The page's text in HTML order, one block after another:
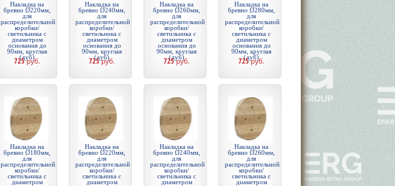
Накладка на
бревно Ø220мм,
для
распределительной
коробки/
светильника с
диаметром
основания до
90мм, круглая
(дуб)
725руб.
Накладка на
бревно Ø240мм,
для
распределительной
коробки/
светильника с
диаметром
основания до
90мм, круглая
(дуб)
725руб.
Накладка на
бревно Ø260мм,
для
распределительной
коробки/
светильника с
диаметром
основания до
90мм, круглая
(дуб)
725руб.
Накладка на
бревно Ø280мм,
для
распределительной
коробки/
светильника с
диаметром
основания до
90мм, круглая
(дуб)
725руб.
Накладка на
бревно Ø180мм,
для
распределительной
коробки/
светильника с
диаметром
Накладка на
бревно Ø220мм,
для
распределительной
коробки/
светильника с
диаметром
Накладка на
бревно Ø240мм,
для
распределительной
коробки/
светильника с
диаметром
Накладка на
бревно Ø260мм,
для
распределительной
коробки/
светильника с
диаметром